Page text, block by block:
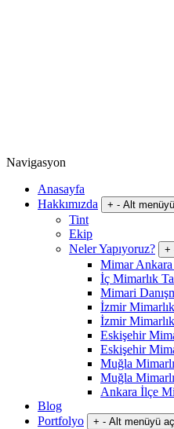
Navigasyon
Anasayfa
Hakkımızda
+ - Alt
Tint
Ekip
Neler Yapıyoruz?
+
Mimar
İç Mimarlık
Mimari
İzmir Mimarlık
İzmir
Eskişehir
Eskişehir
Muğla
Muğla
Ankara İlçe
Blog
Portfolyo
+ - Alt menüyü